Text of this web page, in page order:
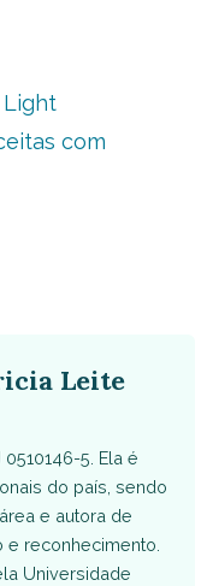
Light
com
Leite
5. Ela é
do país, sendo
e autora de
reconhecimento.
Universidade